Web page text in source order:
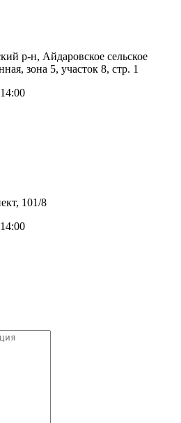
р-н, Айдаровское сельское
зона 5, участок 8, стр. 1
101/8